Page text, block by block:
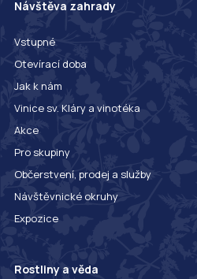
Návštěva zahrady
Vstupné
Otevírací doba
Jak k nám
Vinice sv. Kláry a vinotéka
Akce
Pro skupiny
Občerstvení, prodej a služby
Návštěvnické okruhy
Expozice
Rostliny a věda